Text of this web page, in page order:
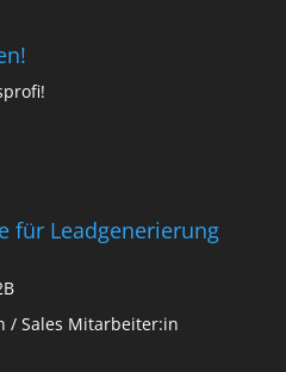
für Leadgenerierung
/ Sales Mitarbeiter:in